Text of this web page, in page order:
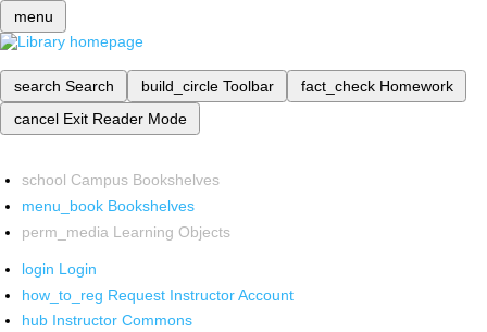
menu
search Search build_circle Toolbar fact_check Homework
cancel Exit Reader Mode
school Campus Bookshelves
menu_book Bookshelves
perm_media Learning Objects
login Login
how_to_reg Request Instructor Account
hub Instructor Commons